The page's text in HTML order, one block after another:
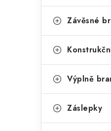
Závěsné
Výplně
Záslepky